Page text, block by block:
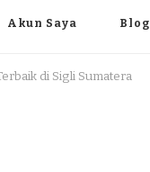
Akun Saya Blog
di Sigli Sumatera